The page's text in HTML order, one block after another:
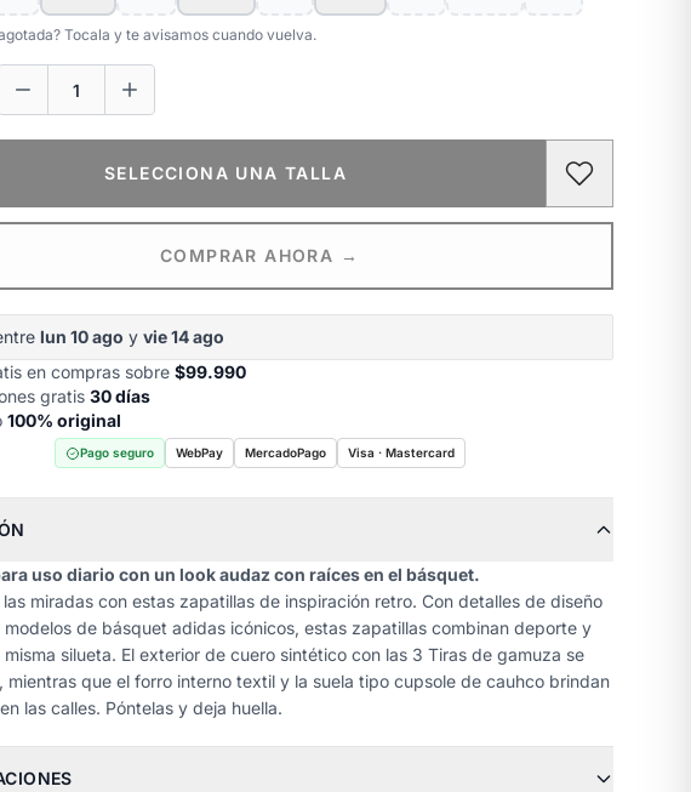
Tocala y te avisamos cuando vuelva.
SELECCIONA UNA TALLA
COMPRAR AHORA →
lun 10 ago y vie 14 ago
en compras sobre $99.990
gratis 30 días
100% original
Pago seguro WebPay MercadoPago Visa · Mastercard
uso diario con un look audaz con raíces en el básquet.
miradas con estas zapatillas de inspiración retro. Con detalles de diseño
de básquet adidas icónicos, estas zapatillas combinan deporte y
misma silueta. El exterior de cuero sintético con las 3 Tiras de gamuza se
mientras que el forro interno textil y la suela tipo cupsole de cauhco brindan
las calles. Póntelas y deja huella.